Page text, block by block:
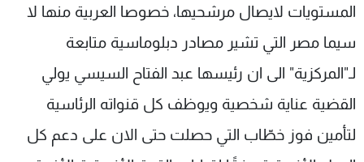
المستويات لايصال مرشحيها، خصوصا العربية منها لا
سيما مصر التي تشير مصادر دبلوماسية متابعة
لـ"المركزية" الى ان رئيسها عبد الفتاح السيسي يولي
القضية عناية شخصية ويوظف كل قنواته الرئاسية
لتأمين فوز خطّاب التي حصلت حتى الان على دعم كل